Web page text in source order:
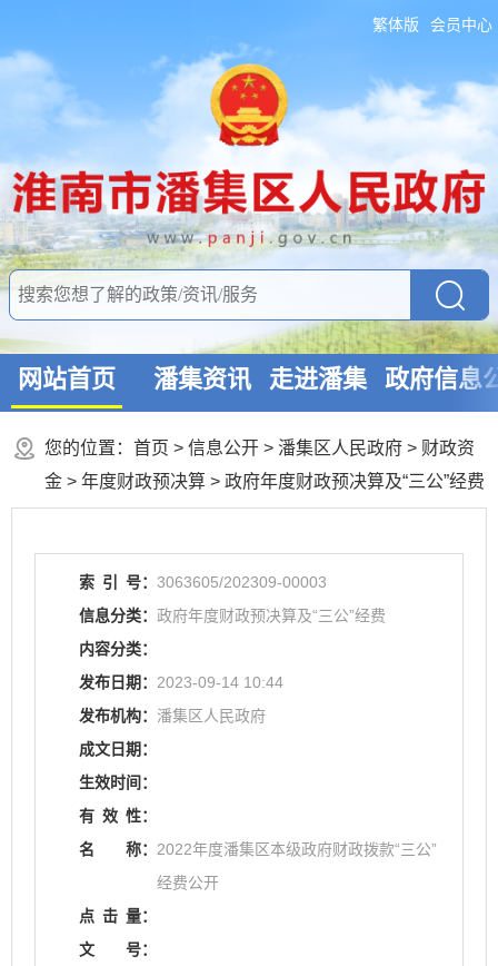
繁体版 会员中心
网站首页 潘集资讯 走进潘集 政府信息
您的位置： 首页 > 信息公开 > 潘集区人民政府 > 财政资
金 > 年度财政预决算 > 政府年度财政预决算及“三公”经费
索 引 号： 3063605/202309-00003
信息分类： 政府年度财政预决算及“三公”经费
内容分类：
发布日期： 2023-09-14 10:44
发布机构： 潘集区人民政府
成文日期：
生效时间：
有 效 性：
名
称： 2022年度潘集区本级政府财政拨款“三公”
经费公开
点 击 量：
文
号：